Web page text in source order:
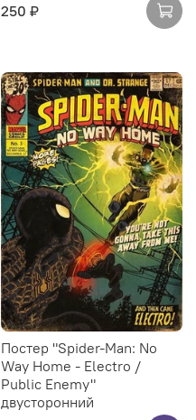
250 ₽
Постер "Spider-Man: No
Way Home - Electro /
Public Enemy"
двусторонний